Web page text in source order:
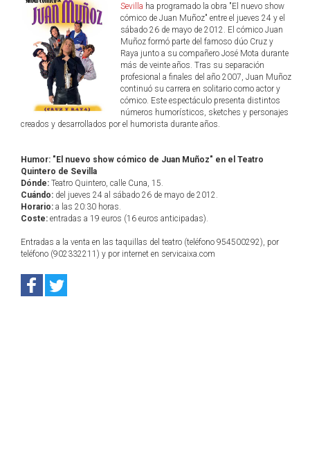
Sevilla ha programado la obra "El nuevo show
cómico de Juan Muñoz" entre el jueves 24 y el
sábado 26 de mayo de 2012. El cómico Juan
Muñoz formó parte del famoso dúo Cruz y
Raya junto a su compañero José Mota durante
más de veinte años. Tras su separación
profesional a finales del año 2007, Juan Muñoz
continuó su carrera en solitario como actor y
cómico. Este espectáculo presenta distintos
números humorísticos, sketches y personajes
creados y desarrollados por el humorista durante años.
Humor: "El nuevo show cómico de Juan Muñoz" en el Teatro
Quintero de Sevilla
Dónde: Teatro Quintero, calle Cuna, 15.
Cuándo: del jueves 24 al sábado 26 de mayo de 2012.
Horario: a las 20:30 horas.
Coste: entradas a 19 euros (16 euros anticipadas).
Entradas a la venta en las taquillas del teatro (teléfono 954500292), por
teléfono (902332211) y por internet en servicaixa.com